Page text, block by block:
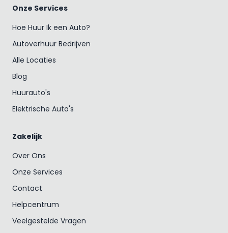
Onze Services
Hoe Huur Ik een Auto?
Autoverhuur Bedrijven
Alle Locaties
Blog
Huurauto's
Elektrische Auto's
Zakelijk
Over Ons
Onze Services
Contact
Helpcentrum
Veelgestelde Vragen